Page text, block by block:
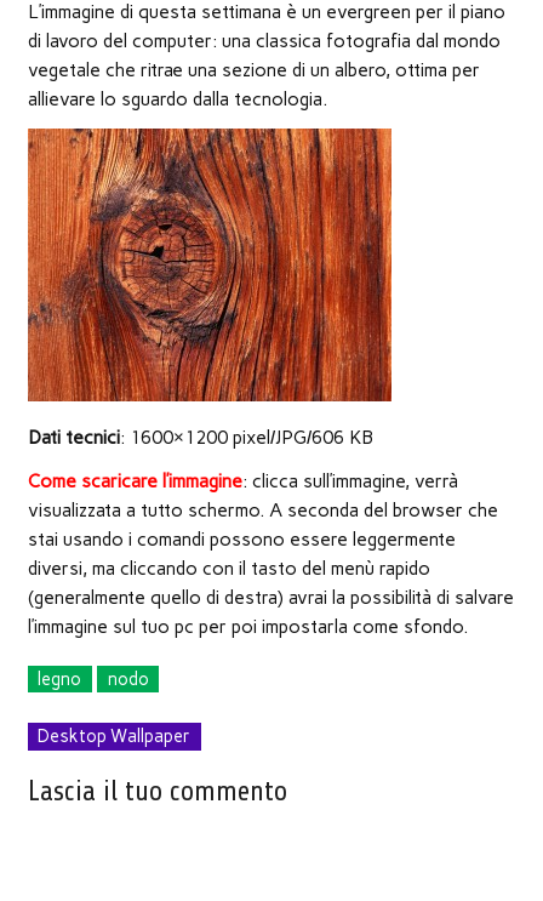
Facebook
(Si
apre
una
finestra)
su
Twitter
(Si
in
nuova
finestra)
su
(Si
in
nuova
su
(Si
in
nuova
l'articolo
mail
un
(Si
apre
in
una
nuova
finestra)
L’immagine di questa settimana è un evergreen per il piano
di lavoro del computer: una classica fotografia dal mondo
vegetale che ritrae una sezione di un albero, ottima per
allievare lo sguardo dalla tecnologia.
Dati tecnici: 1600×1200 pixel/JPG/606 KB
Come scaricare l’immagine: clicca sull’immagine, verrà
visualizzata a tutto schermo. A seconda del browser che
stai usando i comandi possono essere leggermente
diversi, ma cliccando con il tasto del menù rapido
(generalmente quello di destra) avrai la possibilità di salvare
l’immagine sul tuo pc per poi impostarla come sfondo.
legno nodo
Desktop Wallpaper
Lascia il tuo commento